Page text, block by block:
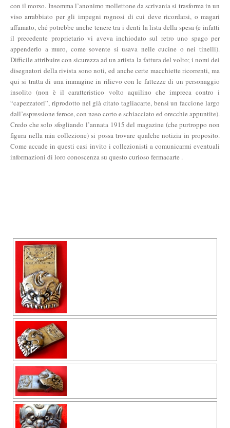
con il morso. Insomma l’anonimo mollettone da scrivania si trasforma in un
viso arrabbiato per gli impegni rognosi di cui deve ricordarsi, o magari
affamato, ché potrebbe anche tenere tra i denti la lista della spesa (e infatti
il precedente proprietario vi aveva inchiodato sul retro uno spago per
appenderlo a muro, come sovente si usava nelle cucine o nei tinelli).
Difficile attribuire con sicurezza ad un artista la fattura del volto; i nomi dei
disegnatori della rivista sono noti, ed anche certe macchiette ricorrenti, ma
qui si tratta di una immagine in rilievo con le fattezze di un personaggio
insolito (non è il caratteristico volto aquilino che impreca contro i
“capezzatori”, riprodotto nel già citato tagliacarte, bensì un faccione largo
dall’espressione feroce, con naso corto e schiacciato ed orecchie appuntite).
Credo che solo sfogliando l’annata 1915 del magazine (che purtroppo non
figura nella mia collezione) si possa trovare qualche notizia in proposito.
Come accade in questi casi invito i collezionisti a comunicarmi eventuali
informazioni di loro conoscenza su questo curioso fermacarte .